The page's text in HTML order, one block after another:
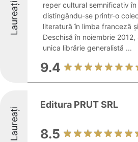
Laureați
reper cultural semnificativ în
distingându-se printr-o
literatură în limba franceză
Deschisă în noiembrie
unica librărie generalistă ...
9.4
Laureați
Editura PRUT SRL
8.5